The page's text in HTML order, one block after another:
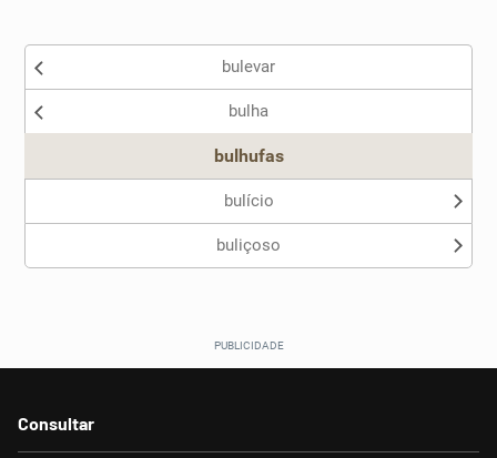
Dicionário
Nenhum dos sinônimos apresentados me ajudou
bulevar
bulha
bulhufas
bulício
buliçoso
Consultar